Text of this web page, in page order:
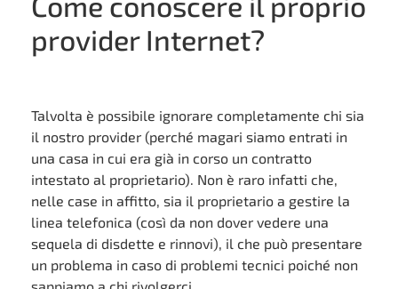
provider Internet?
Talvolta è possibile ignorare completamente chi sia
il nostro provider (perché magari siamo entrati in
una casa in cui era già in corso un contratto
intestato al proprietario). Non è raro infatti che,
nelle case in affitto, sia il proprietario a gestire la
linea telefonica (così da non dover vedere una
sequela di disdette e rinnovi), il che può presentare
un problema in caso di problemi tecnici poiché non
sappiamo a chi rivolgerci.